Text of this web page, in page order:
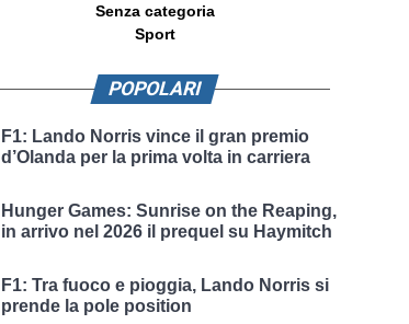
Senza categoria
Sport
POPOLARI
F1: Lando Norris vince il gran premio
d’Olanda per la prima volta in carriera
Hunger Games: Sunrise on the Reaping,
in arrivo nel 2026 il prequel su Haymitch
F1: Tra fuoco e pioggia, Lando Norris si
prende la pole position